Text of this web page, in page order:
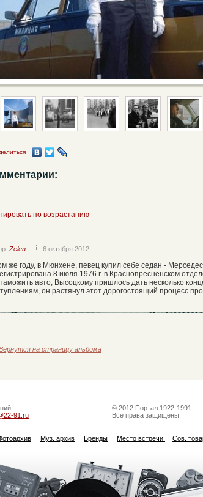
по возрастанию
Zelen 6 октября 2012
же году, в Мюнхене, певец купил себе седан -
8 июля 1976 г. в Краснопресненском
авто, Высоцкому пришлось дать несколько
он растянул этот дорогостоящий процесс
на страницу альбома
91.ru
© 2012 Портал 1922-1991.
Все права защищены.
Муз. архив Бренды Место встречи Сов.